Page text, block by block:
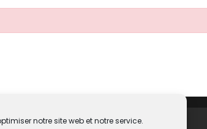
notre site web et notre service.